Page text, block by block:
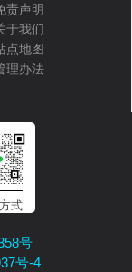
责声明
于我们
点地图
理办法
式
号
号-4